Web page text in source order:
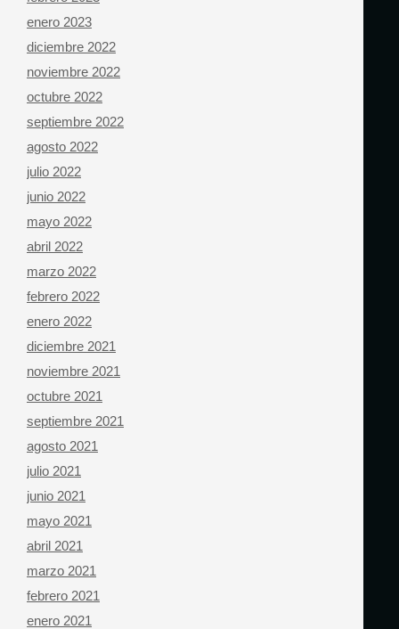
enero 2023
diciembre 2022
noviembre 2022
octubre 2022
septiembre 2022
agosto 2022
julio 2022
junio 2022
mayo 2022
abril 2022
marzo 2022
febrero 2022
enero 2022
diciembre 2021
noviembre 2021
octubre 2021
septiembre 2021
agosto 2021
julio 2021
junio 2021
mayo 2021
abril 2021
marzo 2021
febrero 2021
enero 2021